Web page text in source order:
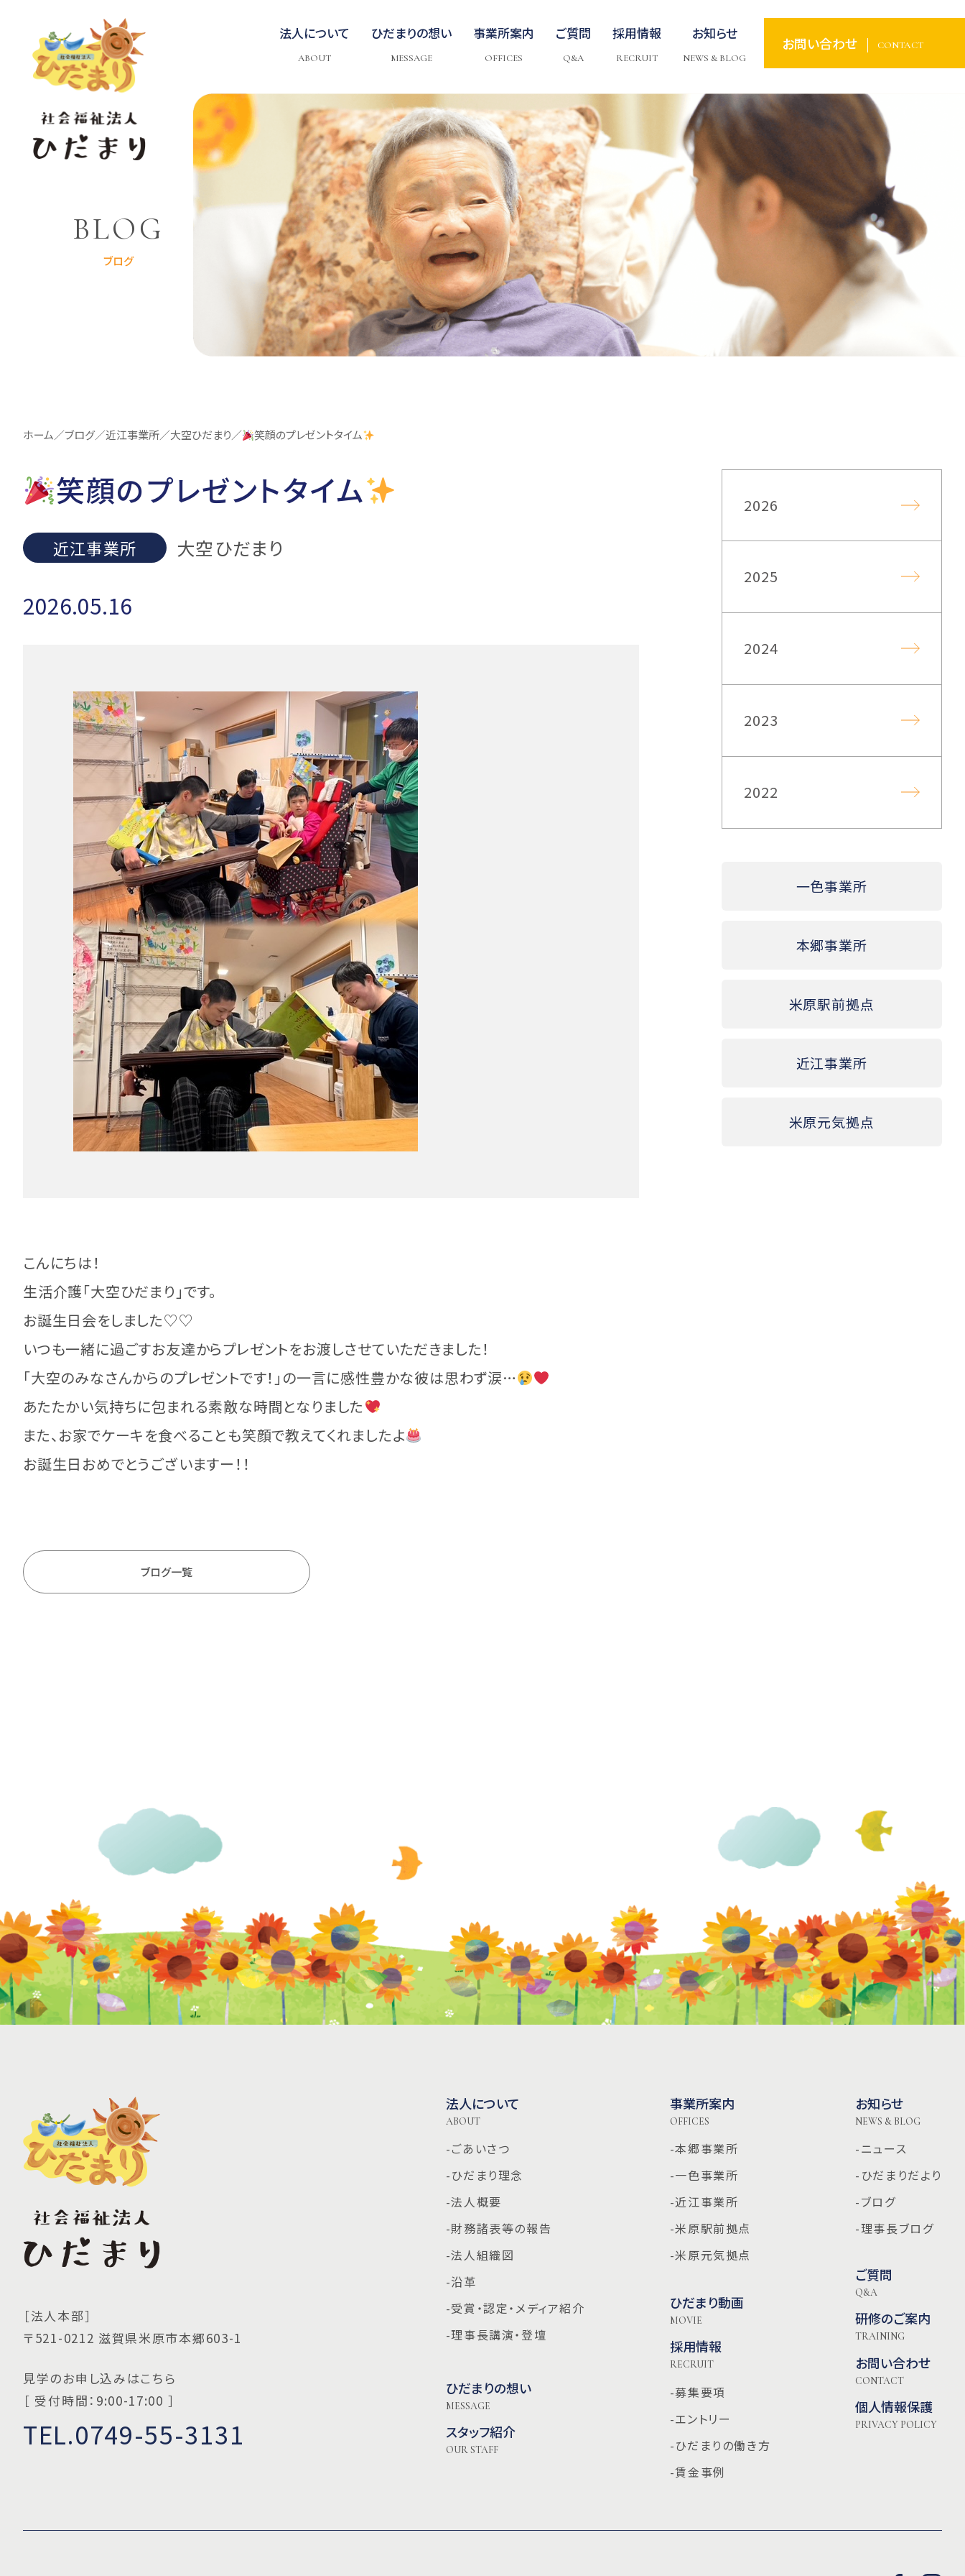
法人について
ABOUT
ひだまりの想い
MESSAGE
事業所案内
OFFICES
ご質問
Q&A
採用情報
RECRUIT
お知らせ
NEWS & BLOG
お問い合わせ CONTACT
BLOG
ブログ
ホーム／ブログ／近江事業所／大空ひだまり／ 笑顔のプレゼントタイム
笑顔のプレゼントタイム
近江事業所 大空ひだまり
2026.05.16
こんにちは！
生活介護「大空ひだまり」です。
お誕生日会をしました♡♡
いつも一緒に過ごすお友達からプレゼントをお渡しさせていただきました！
「大空のみなさんからのプレゼントです！」の一言に感性豊かな彼は思わず涙…
あたたかい気持ちに包まれる素敵な時間となりました
また、お家でケーキを食べることも笑顔で教えてくれましたよ
お誕生日おめでとうございますー！！
ブログ一覧
2026
2025
2024
2023
2022
一色事業所
本郷事業所
米原駅前拠点
近江事業所
米原元気拠点
［法人本部］
〒521-0212 滋賀県米原市本郷603-1
見学のお申し込みはこちら
［ 受付時間：9:00-17:00 ］
TEL.0749-55-3131
法人について
ABOUT
-ごあいさつ
-ひだまり理念
-法人概要
-財務諸表等の報告
-法人組織図
-沿革
-受賞・認定・メディア紹介
-理事長講演・登壇
ひだまりの想い
MESSAGE
スタッフ紹介
OUR STAFF
事業所案内
OFFICES
-本郷事業所
-一色事業所
-近江事業所
-米原駅前拠点
-米原元気拠点
ひだまり動画
MOVIE
採用情報
RECRUIT
-募集要項
-エントリー
-ひだまりの働き方
-賃金事例
お知らせ
NEWS & BLOG
-ニュース
-ひだまりだより
-ブログ
-理事長ブログ
ご質問
Q&A
研修のご案内
TRAINING
お問い合わせ
CONTACT
個人情報保護
PRIVACY POLICY